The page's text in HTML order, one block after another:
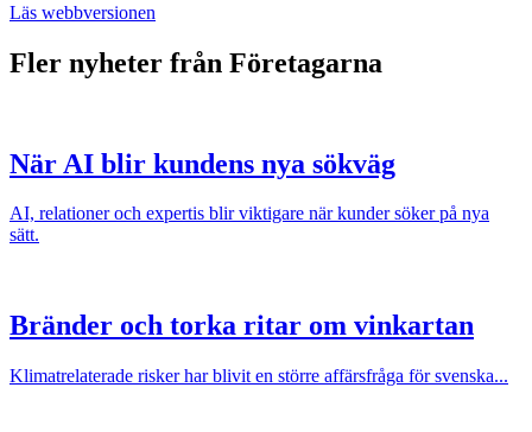
Läs webbversionen
Fler nyheter från Företagarna
När AI blir kundens nya sökväg
AI, relationer och expertis blir viktigare när kunder söker på nya
sätt.
Bränder och torka ritar om vinkartan
Klimatrelaterade risker har blivit en större affärsfråga för svenska...